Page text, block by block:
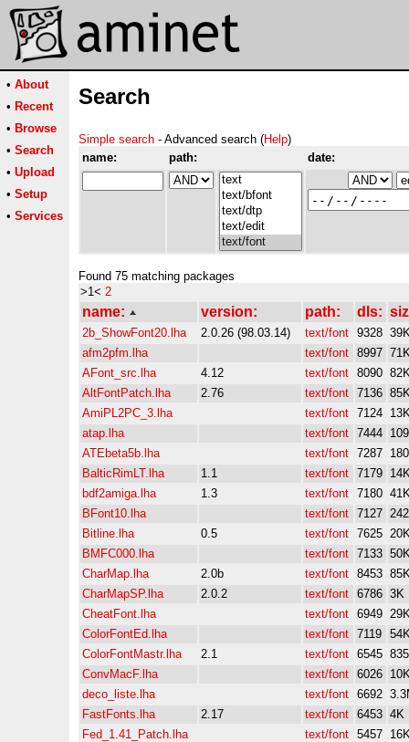
• About
• Recent
• Browse
• Search
• Upload
• Setup
• Services
Search
Simple search - Advanced search (Help)
name:
path: date:
Found 75 matching packages
>1< 2
name: version: path: dls:
2b_ShowFont20.lha 2.0.26 (98.03.14) text/font 9328
afm2pfm.lha
text/font 8997
AFont_src.lha
4.12 text/font 8090
AltFontPatch.lha
2.76 text/font 7136
AmiPL2PC_3.lha
text/font 7124
atap.lha
text/font 7444
ATEbeta5b.lha
text/font 7287
BalticRimLT.lha
1.1 text/font 7179
bdf2amiga.lha
1.3 text/font 7180
BFont10.lha
text/font 7127
Bitline.lha
0.5 text/font 7625
BMFC000.lha
text/font 7133
CharMap.lha
2.0b text/font 8453
CharMapSP.lha
2.0.2 text/font 6786 3K
CheatFont.lha
text/font 6949
ColorFontEd.lha
text/font 7119
ColorFontMastr.lha
2.1 text/font 6545
ConvMacF.lha
text/font 6026
deco_liste.lha
text/font 6692
FastFonts.lha
2.17 text/font 6453 4K
Fed_1.41_Patch.lha
text/font 5457